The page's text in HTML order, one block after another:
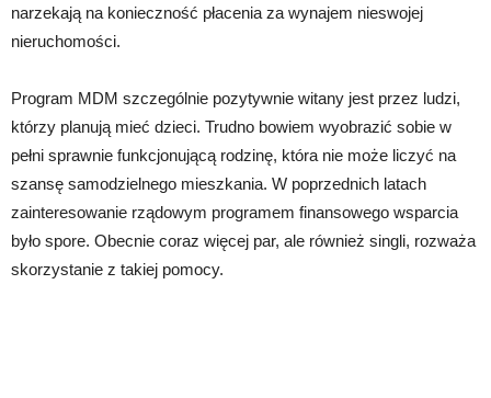
narzekają na konieczność płacenia za wynajem nieswojej
nieruchomości.
Program MDM szczególnie pozytywnie witany jest przez ludzi,
którzy planują mieć dzieci. Trudno bowiem wyobrazić sobie w
pełni sprawnie funkcjonującą rodzinę, która nie może liczyć na
szansę samodzielnego mieszkania. W poprzednich latach
zainteresowanie rządowym programem finansowego wsparcia
było spore. Obecnie coraz więcej par, ale również singli, rozważa
skorzystanie z takiej pomocy.